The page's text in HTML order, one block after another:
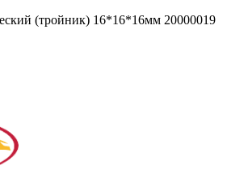
(тройник) 16*16*16мм 20000019